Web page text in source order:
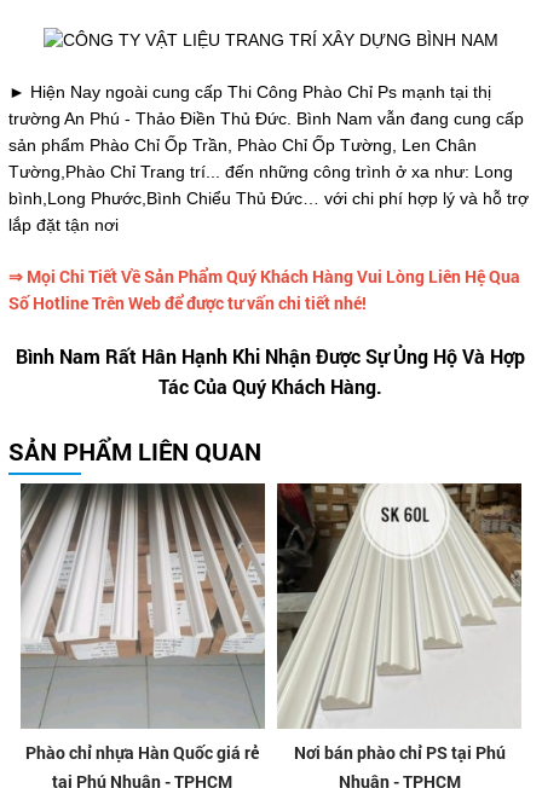
► Hiện Nay ngoài cung cấp Thi Công Phào Chỉ Ps mạnh tại thị
trường An Phú - Thảo Điền Thủ Đức. Bình Nam vẫn đang cung cấp
sản phẩm Phào Chỉ Ốp Trần, Phào Chỉ Ốp Tường, Len Chân
Tường,Phào Chỉ Trang trí... đến những công trình ở xa như: Long
bình,Long Phước,Bình Chiểu Thủ Đức… với chi phí hợp lý và hỗ trợ
lắp đặt tận nơi
⇒ Mọi Chi Tiết Về Sản Phẩm Quý Khách Hàng Vui Lòng Liên Hệ Qua
Số Hotline Trên Web để được tư vấn chi tiết nhé!
Bình Nam Rất Hân Hạnh Khi Nhận Được Sự Ủng Hộ Và Hợp
Tác Của Quý Khách Hàng.
SẢN PHẨM LIÊN QUAN
Phào chỉ nhựa Hàn Quốc giá rẻ
tại Phú Nhuận - TPHCM
Nơi bán phào chỉ PS tại Phú
Nhuận - TPHCM